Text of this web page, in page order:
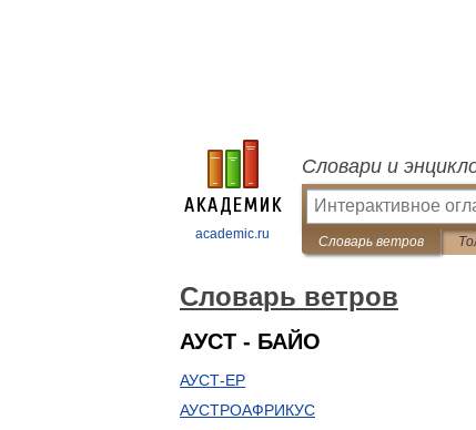
academic.ru
Словари и
Словарь ветров
Словарь ветров
АУСТ - БАЙО
АУСТ-ЕР
АУСТРОАФРИКУС